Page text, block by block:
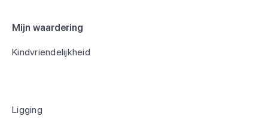
Mijn waardering
Kindvriendelijkheid
Ligging